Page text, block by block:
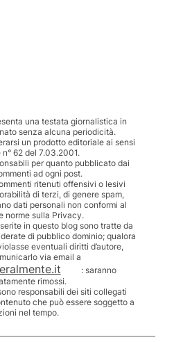
una testata giornalistica in
senza alcuna periodicità.
un prodotto editoriale ai sensi
62 del 7.03.2001.
per quanto pubblicato dai
ad ogni post.
ritenuti offensivi o lesivi
di terzi, di genere spam,
dati personali non conformi al
norme sulla Privacy.
in questo blog sono tratte da
di pubblico dominio; qualora
eventuali diritti d’autore,
via email a
: saranno
rimossi.
responsabili dei siti collegati
che può essere soggetto a
nel tempo.